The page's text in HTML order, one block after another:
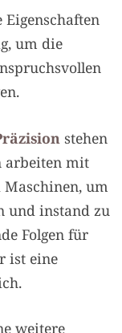
um die
stehen
arbeiten mit
um
und instand zu
Folgen für
ist eine
weitere